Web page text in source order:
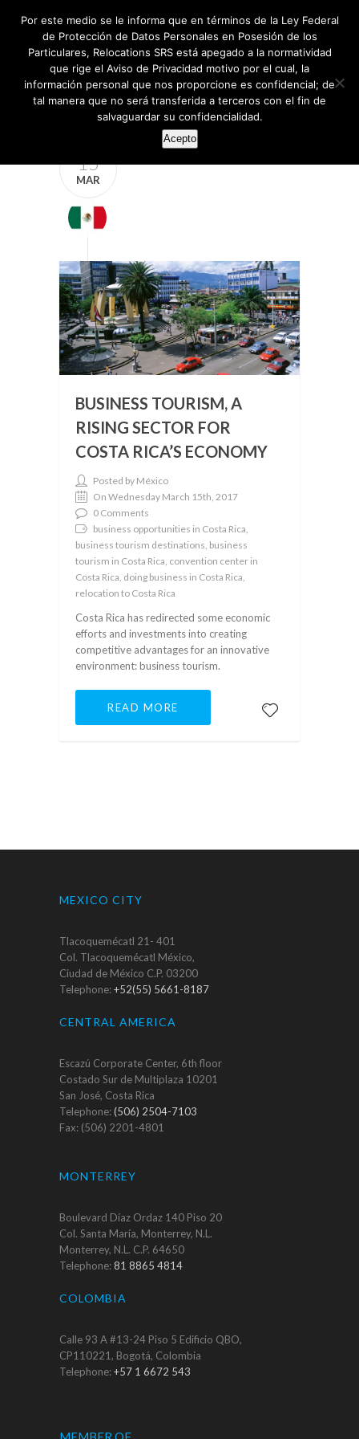
15
MAR
BUSINESS TOURISM, A
RISING SECTOR FOR
COSTA RICA’S ECONOMY
Posted by México
On Wednesday March 15th, 2017
0 Comments
business opportunities in Costa Rica,
business tourism destinations, business
tourism in Costa Rica, convention center in
Costa Rica, doing business in Costa Rica,
relocation to Costa Rica
Costa Rica has redirected some economic
efforts and investments into creating
competitive advantages for an innovative
environment: business tourism.
READ MORE
MEXICO CITY
Tlacoquemécatl 21- 401
Col. Tlacoquemécatl México,
Ciudad de México C.P. 03200
Telephone:+52(55) 5661-8187
CENTRAL AMERICA
Escazú Corporate Center, 6th floor
Costado Sur de Multiplaza 10201
San José, Costa Rica
Telephone:(506) 2504-7103
Fax: (506) 2201-4801
MONTERREY
Boulevard Díaz Ordaz 140 Piso 20
Col. Santa María, Monterrey, N.L.
Monterrey, N.L. C.P. 64650
Telephone:81 8865 4814
COLOMBIA
Calle 93 A #13-24 Piso 5 Edificio QBO,
CP110221, Bogotá, Colombia
Telephone:+57 1 6672 543
Por este medio se le informa que en términos de la Ley Federal
de Protección de Datos Personales en Posesión de los
Particulares, Relocations SRS está apegado a la normatividad
que rige el Aviso de Privacidad motivo por el cual, la
información personal que nos proporcione es confidencial; de
tal manera que no será transferida a terceros con el fin de
salvaguardar su confidencialidad.
Acepto